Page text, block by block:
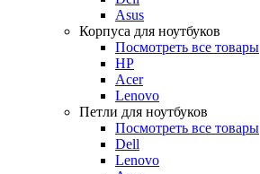
Asus
Корпуса для ноутбуков
Посмотреть все товары
HP
Acer
Lenovo
Петли для ноутбуков
Посмотреть все товары
Dell
Lenovo